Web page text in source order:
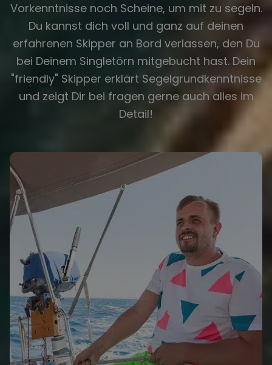
Vorkenntnisse noch Scheine, um mit zu segeln.
Du kannst dich voll und ganz auf deinen
erfahrenen Skipper an Bord verlassen, den Du
bei Deinem Singletörn mitgebucht hast. Dein
"friendly" Skipper erklärt Segelgrundkenntnisse
und zeigt Dir bei fragen gerne auch alles im
Detail!